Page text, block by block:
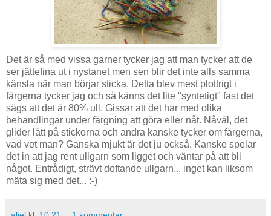
Det är så med vissa garner tycker jag att man tycker att de
ser jättefina ut i nystanet men sen blir det inte alls samma
känsla när man börjar sticka. Detta blev mest plottrigt i
färgerna tycker jag och så känns det lite "syntetigt" fast det
sägs att det är 80% ull. Gissar att det har med olika
behandlingar under färgning att göra eller nåt. Nåväl, det
glider lätt på stickorna och andra kanske tycker om färgerna,
vad vet man? Ganska mjukt är det ju också. Kanske spelar
det in att jag rent ullgarn som ligget och väntar på att bli
något. Entrådigt, strävt doftande ullgarn... inget kan liksom
mäta sig med det... :-)